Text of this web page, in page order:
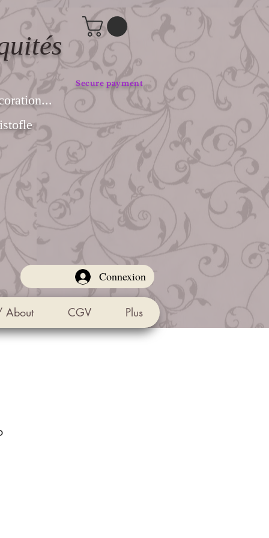
Secure payment
Connexion
About CGV Plus